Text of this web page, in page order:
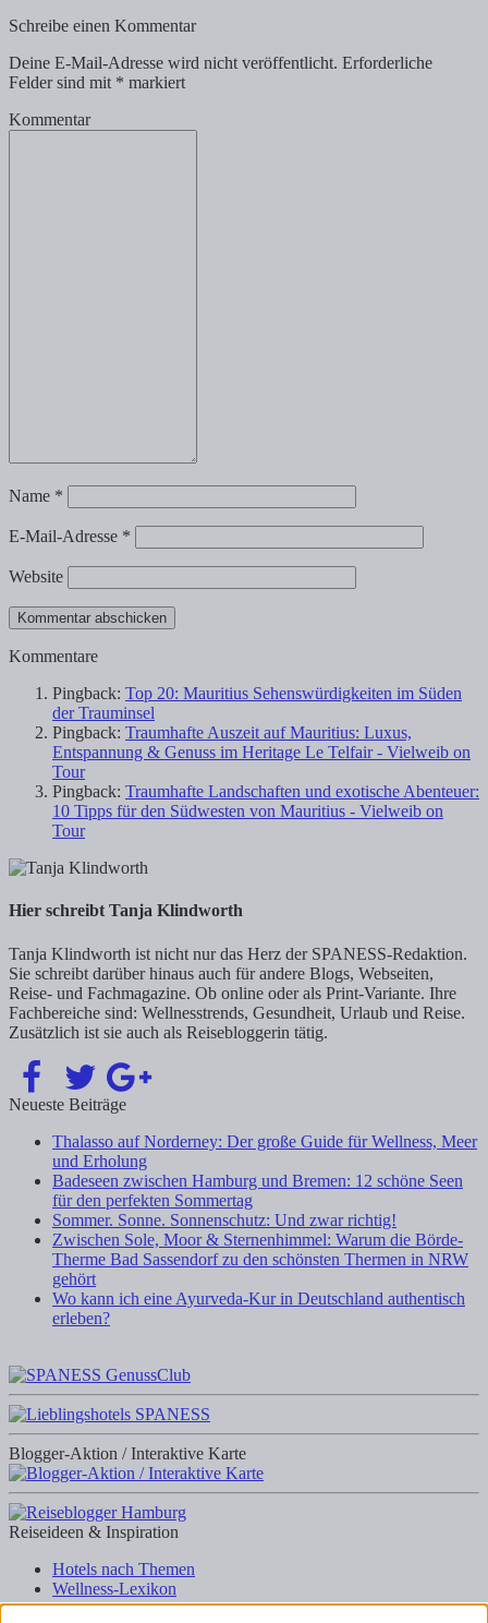
Schreibe einen Kommentar
Deine E-Mail-Adresse wird nicht veröffentlicht. Erforderliche
Felder sind mit * markiert
Kommentar
Name *
E-Mail-Adresse *
Website
Kommentare
Pingback: Top 20: Mauritius Sehenswürdigkeiten im Süden
der Trauminsel
Pingback: Traumhafte Auszeit auf Mauritius: Luxus,
Entspannung & Genuss im Heritage Le Telfair - Vielweib on
Tour
Pingback: Traumhafte Landschaften und exotische Abenteuer:
10 Tipps für den Südwesten von Mauritius - Vielweib on
Tour
Hier schreibt Tanja Klindworth
Tanja Klindworth ist nicht nur das Herz der SPANESS-Redaktion.
Sie schreibt darüber hinaus auch für andere Blogs, Webseiten,
Reise- und Fachmagazine. Ob online oder als Print-Variante. Ihre
Fachbereiche sind: Wellnesstrends, Gesundheit, Urlaub und Reise.
Zusätzlich ist sie auch als Reisebloggerin tätig.
Neueste Beiträge
Thalasso auf Norderney: Der große Guide für Wellness, Meer
und Erholung
Badeseen zwischen Hamburg und Bremen: 12 schöne Seen
für den perfekten Sommertag
Sommer. Sonne. Sonnenschutz: Und zwar richtig!
Zwischen Sole, Moor & Sternenhimmel: Warum die Börde-
Therme Bad Sassendorf zu den schönsten Thermen in NRW
gehört
Wo kann ich eine Ayurveda-Kur in Deutschland authentisch
erleben?
Blogger-Aktion / Interaktive Karte
Reiseideen & Inspiration
Hotels nach Themen
Wellness-Lexikon
Business-Lexikon